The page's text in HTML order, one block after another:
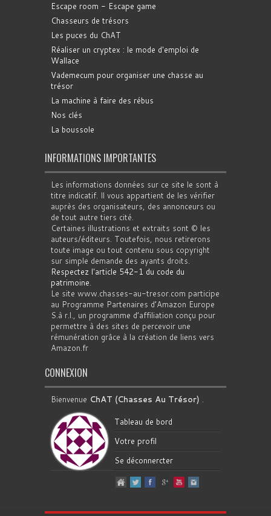
Escape room - Escape game
Chasseurs de trésors
Les puces du ChAT
Réaliser un cryptex : le mode d'emploi de
Wallace
Vademecum pour organiser une chasse au
trésor
La machine à faire des rébus
Nos clés
La boussole
INFORMATIONS IMPORTANTES
Les informations données sur ce site le sont à
titre indicatif. Il vous appartient de les vérifier
auprès des organisateurs, des annonceurs ou
de tout autre tiers cité.
Certaines illustrations et extraits sont © les
auteurs/éditeurs. Toutefois, nous retirerons
toute image ou tout contenu sous copyright
sur simple demande des ayants droits.
Respectez l'article 542-1 du code du
patrimoine.
Le site www.chasses-au-tresor.com participe
au Programme Partenaires d’Amazon Europe
S.à r.l., un programme d’affiliation conçu pour
permettre à des sites de percevoir une
rémunération grâce à la création de liens vers
Amazon.fr
CONNEXION
Bienvenue ChAT (Chasses Au Trésor) .
Tableau de bord
Votre profil
Se déconnercter